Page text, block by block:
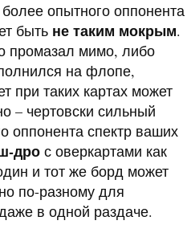
опытного оппонента
быть не таким мокрым.
промазал мимо, либо
на флопе,
при таких картах может
– чертовски сильный
оппонента спектр ваших
дро с оверкартами как
и тот же борд может
по-разному для
в одной раздаче.